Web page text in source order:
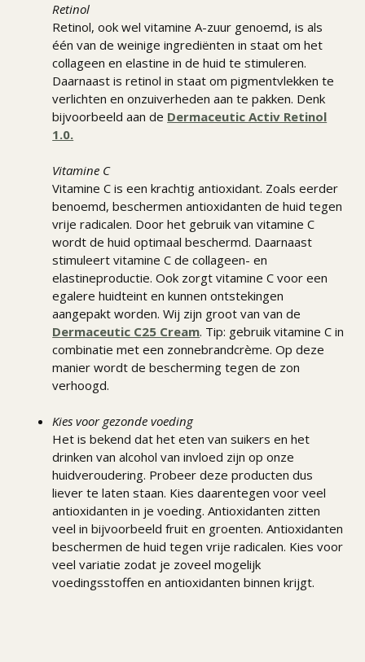
Retinol
Retinol, ook wel vitamine A-zuur genoemd, is als
één van de weinige ingrediënten in staat om het
collageen en elastine in de huid te stimuleren.
Daarnaast is retinol in staat om pigmentvlekken te
verlichten en onzuiverheden aan te pakken. Denk
bijvoorbeeld aan de Dermaceutic Activ Retinol
1.0.
Vitamine C
Vitamine C is een krachtig antioxidant. Zoals eerder
benoemd, beschermen antioxidanten de huid tegen
vrije radicalen. Door het gebruik van vitamine C
wordt de huid optimaal beschermd. Daarnaast
stimuleert vitamine C de collageen- en
elastineproductie. Ook zorgt vitamine C voor een
egalere huidteint en kunnen ontstekingen
aangepakt worden. Wij zijn groot van van de
Dermaceutic C25 Cream. Tip: gebruik vitamine C in
combinatie met een zonnebrandcrème. Op deze
manier wordt de bescherming tegen de zon
verhoogd.
Kies voor gezonde voeding
Het is bekend dat het eten van suikers en het
drinken van alcohol van invloed zijn op onze
huidveroudering. Probeer deze producten dus
liever te laten staan. Kies daarentegen voor veel
antioxidanten in je voeding. Antioxidanten zitten
veel in bijvoorbeeld fruit en groenten. Antioxidanten
beschermen de huid tegen vrije radicalen. Kies voor
veel variatie zodat je zoveel mogelijk
voedingsstoffen en antioxidanten binnen krijgt.